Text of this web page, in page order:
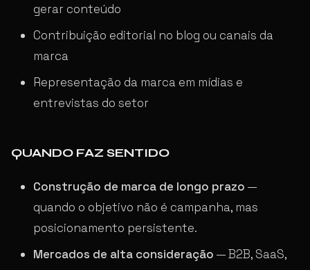
gerar conteúdo
Contribuição editorial no blog ou canais da
marca
Representação da marca em mídias e
entrevistas do setor
QUANDO FAZ SENTIDO
Construção de marca de longo prazo —
quando o objetivo não é campanha, mas
posicionamento persistente.
Mercados de alta consideração — B2B, SaaS,